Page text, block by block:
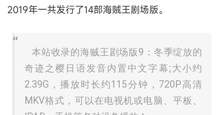
2019年一共发行了14部海贼王剧场版。
本站收录的海贼王剧场版9：冬季绽放的
奇迹之樱日语发音内置中文字幕;大小约
2.39G，播放时长约115分钟，720P高清
MKV格式，可以在电视机或电脑、平板、